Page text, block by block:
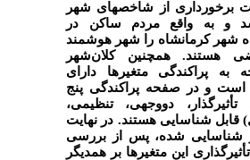
برخورداری از شاخص­های شهر
و به واقع مردم ساکن در
شهر کرمانشاه را شهر هوشمند
هستند. همچنین
کلان‌شهر
به پراکندگی متغیرها دارای
است و در صفحه پراکندگی پنج
تأثیرگذار، دووجهی،
تنظیمی،
قابل شناسایی هستند. در نهایت
23 متغیر شناسایی شده، پس از بررسی
این متغیرها بر هم­دیگر